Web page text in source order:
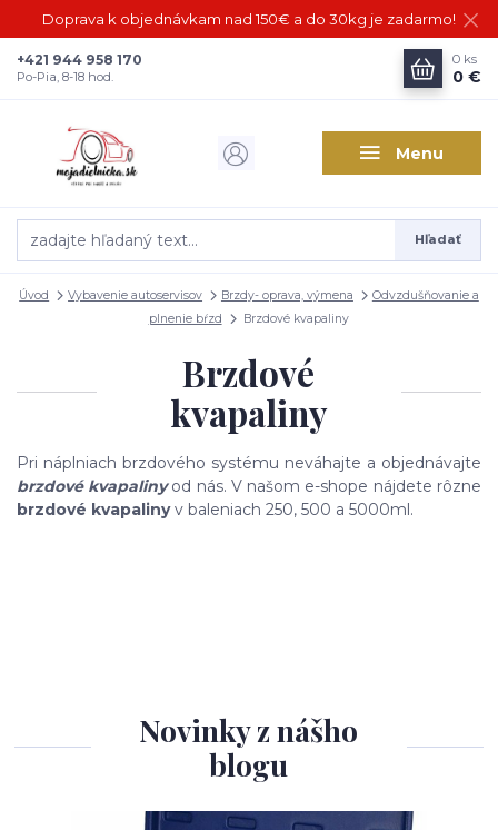
Doprava k objednávkam nad 150€ a do 30kg je zadarmo!
Menu
Hľadať
+421 944 958 170
Po-Pia, 8-18 hod.
0 ks
0 €
Úvod Vybavenie autoservisov Brzdy- oprava, výmena
Odvzdušňovanie a
plnenie bŕzd
Brzdové kvapaliny
Brzdové
kvapaliny
Pri náplniach brzdového systému neváhajte a objednávajte
brzdové kvapalinyod nás. V našom e-shope nájdete rôzne
brzdové kvapalinyv baleniach 250, 500 a 5000ml.
Novinky z nášho
blogu